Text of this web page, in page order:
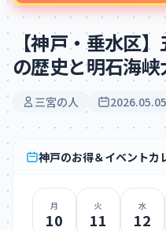
【神戸・垂水区
の歴史と明石海
三宮の人 2026.05.05
神戸のお得＆イベントカ
月
10
火
11
水
12
コメントを投稿するにはログ
ログイン
新規